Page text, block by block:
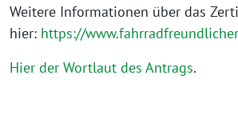
Weitere Informationen über das
hier: https://
Hier der Wortlaut des Antrags.